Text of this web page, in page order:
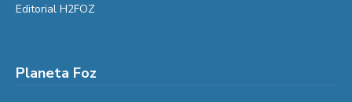
Editorial H2FOZ
Planeta Foz